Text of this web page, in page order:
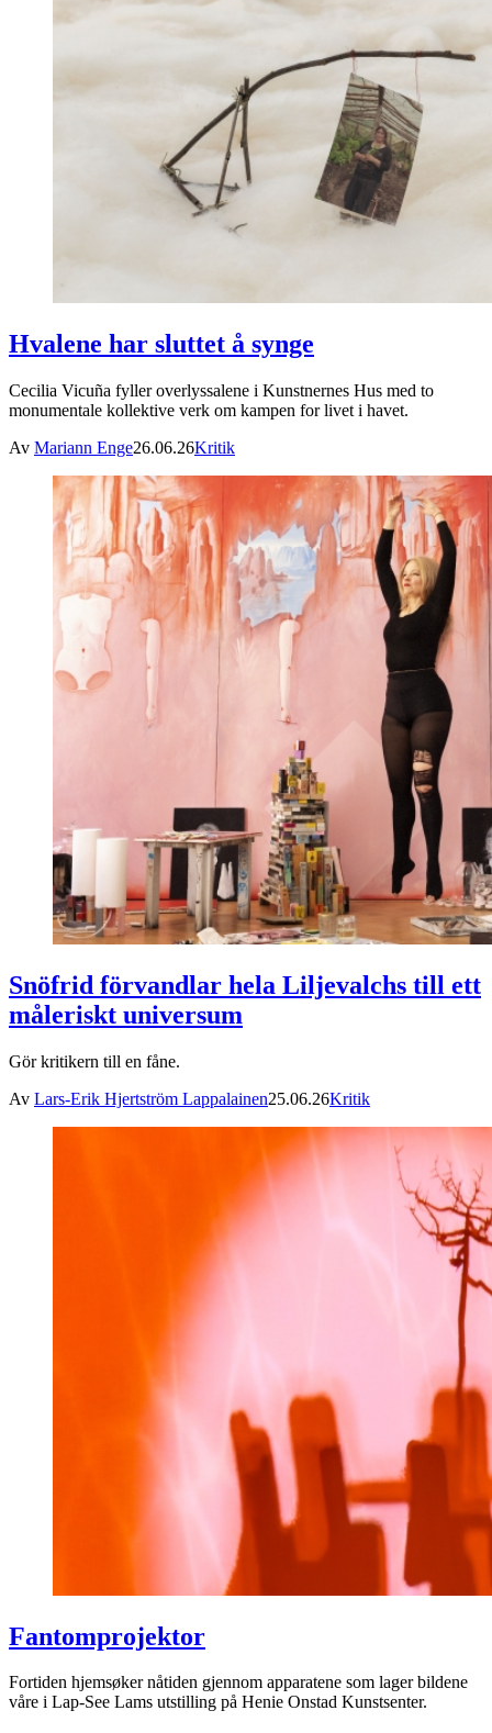
Hvalene har sluttet å synge
Cecilia Vicuña fyller overlyssalene i Kunstnernes Hus med to
monumentale kollektive verk om kampen for livet i havet.
Av Mariann Enge26.06.26Kritik
Snöfrid förvandlar hela Liljevalchs till ett
måleriskt universum
Gör kritikern till en fåne.
Av Lars-Erik Hjertström Lappalainen25.06.26Kritik
Fantomprojektor
Fortiden hjemsøker nåtiden gjennom apparatene som lager bildene
våre i Lap-See Lams utstilling på Henie Onstad Kunstsenter.